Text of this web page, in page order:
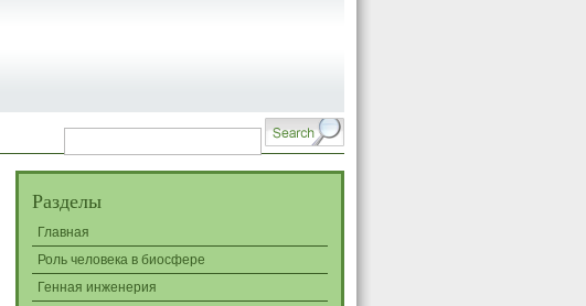
Разделы
Главная
Роль человека в биосфере
Генная инженерия